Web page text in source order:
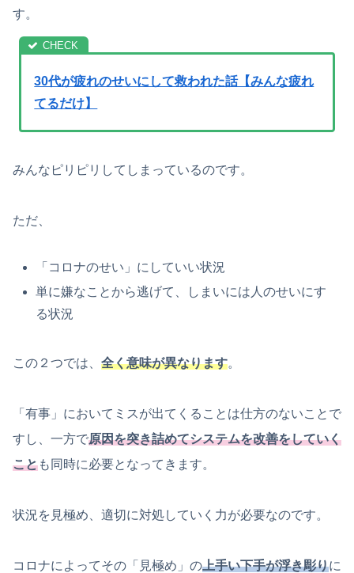
す。
30代が疲れのせいにして救われた話【みんな疲れ
てるだけ】
みんなピリピリしてしまっているのです。
ただ、
「コロナのせい」にしていい状況
単に嫌なことから逃げて、しまいには人のせいにす
る状況
この２つでは、 全く意味が異なります。
「有事」においてミスが出てくることは仕方のないことで
すし、一方で原因を突き詰めてシステムを改善をしていく
ことも同時に必要となってきます。
状況を見極め、適切に対処していく力が必要なのです。
コロナによってその「見極め」の上手い下手が浮き彫りに